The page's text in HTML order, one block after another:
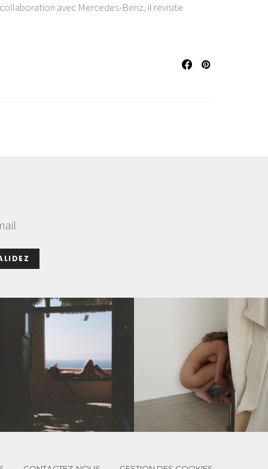
avec Mercedes-Benz, il revisite